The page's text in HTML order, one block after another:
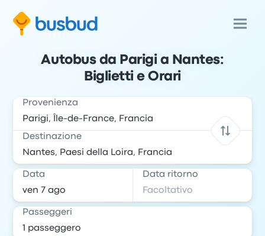
Autobus da Parigi a Nantes:
Biglietti e Orari
Provenienza
Destinazione
Data Data ritorno
Passeggeri